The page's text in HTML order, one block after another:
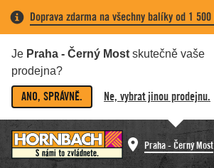
Doprava zdarma na všechny balíky od 1 500
Je Praha - Černý Most skutečně vaše
prodejna?
ANO, SPRÁVNĚ. Ne, vybrat jinou prodejnu.
Praha - Černý Most